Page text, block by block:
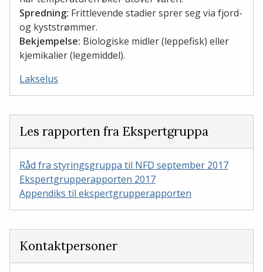
Spredning: Frittlevende stadier sprer seg via fjord-
og kyststrømmer.
Bekjempelse: Biologiske midler (leppefisk) eller
kjemikalier (legemiddel).
Lakselus
Les rapporten fra Ekspertgruppa
Råd fra styringsgruppa til NFD september 2017
Ekspertgrupperapporten 2017
Appendiks til ekspertgrupperapporten
Kontaktpersoner